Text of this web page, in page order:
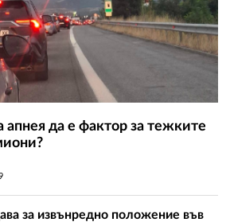
да е фактор за тежките
за извънредно положение във